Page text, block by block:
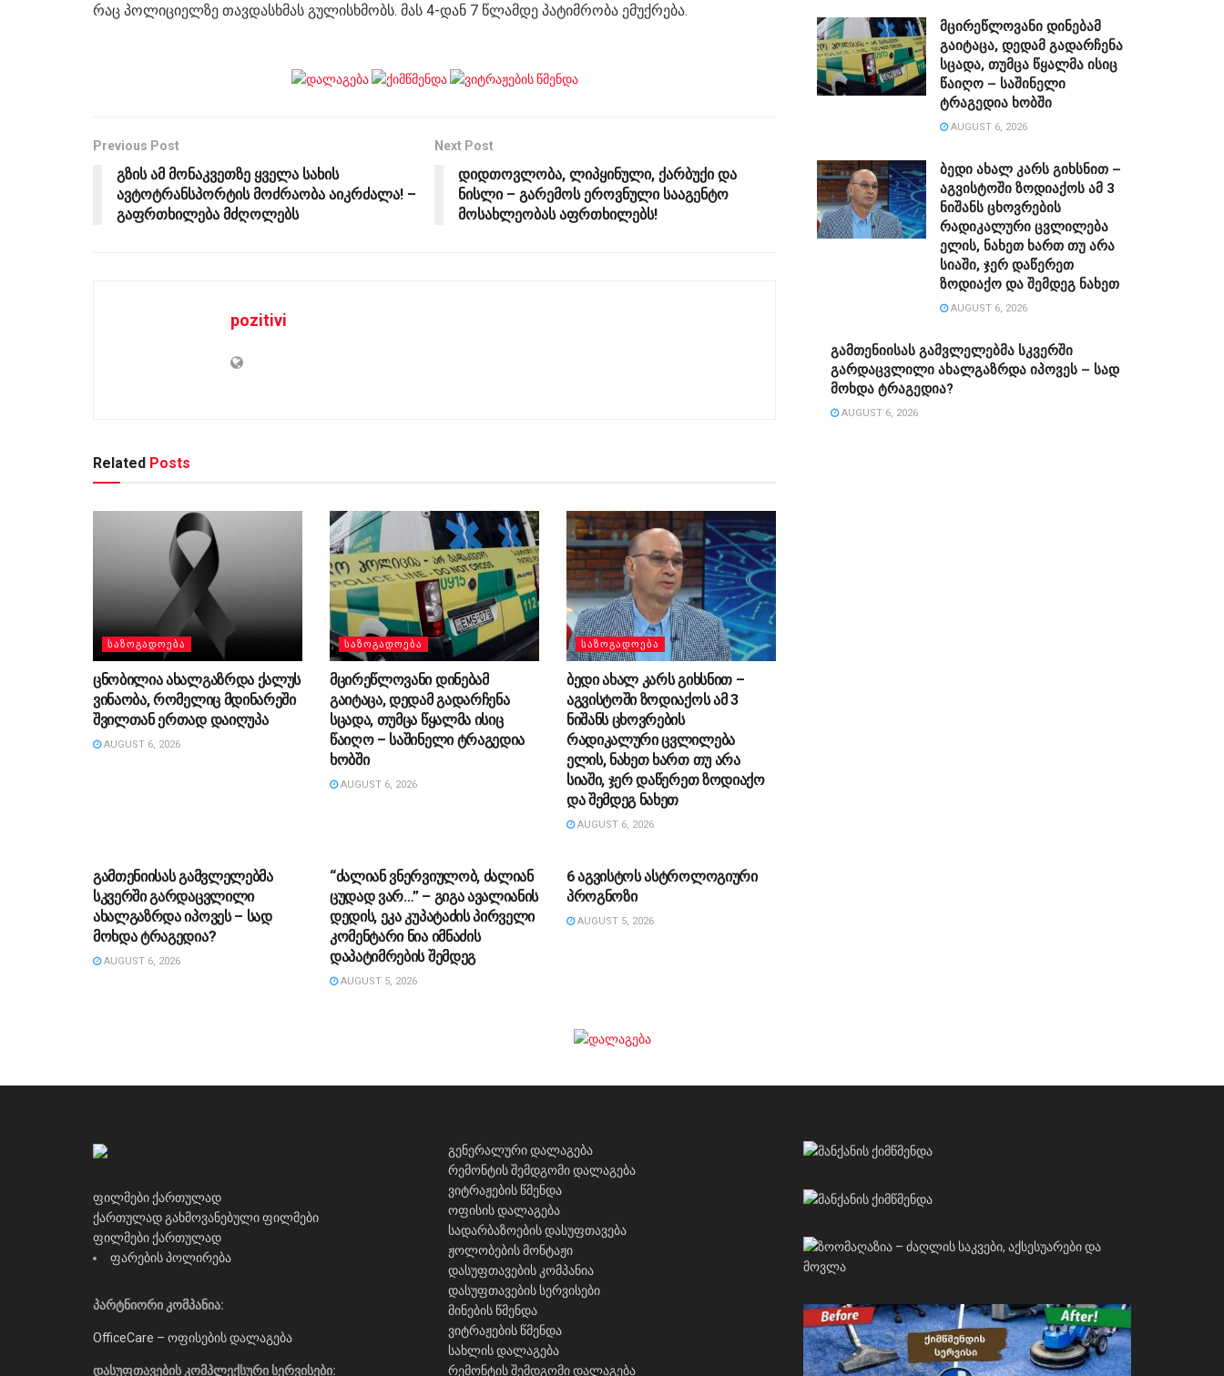
რაც პოლიციელზე თავდასხმას გულისხმობს. მას 4-დან 7 წლამდე პატიმრობა ემუქრება.
Previous Post
გზის ამ მონაკვეთზე ყველა სახის
ავტოტრანსპორტის მოძრაობა აიკრძალა! –
გაფრთხილება მძღოლებს
Next Post
დიდთოვლობა, ლიპყინული, ქარბუქი და
ნისლი – გარემოს ეროვნული სააგენტო
მოსახლეობას აფრთხილებს!
pozitivi
Related Posts
ᲡᲐᲖᲝᲒᲐᲓᲝᲔᲑᲐ
ცნობილია ახალგაზრდა ქალუს
ვინაობა, რომელიც მდინარეში
შვილთან ერთად დაიღუპა
AUGUST 6, 2026
ᲡᲐᲖᲝᲒᲐᲓᲝᲔᲑᲐ
მცირეწლოვანი დინებამ
გაიტაცა, დედამ გადარჩენა
სცადა, თუმცა წყალმა ისიც
წაიღო – საშინელი ტრაგედია
ხობში
AUGUST 6, 2026
ᲡᲐᲖᲝᲒᲐᲓᲝᲔᲑᲐ
ბედი ახალ კარს გიხსნით –
აგვისტოში ზოდიაქოს ამ 3
ნიშანს ცხოვრების
რადიკალური ცვლილება
ელის, ნახეთ ხართ თუ არა
სიაში, ჯერ დაწერეთ ზოდიაქო
და შემდეგ ნახეთ
AUGUST 6, 2026
გამთენიისას გამვლელებმა
სკვერში გარდაცვლილი
ახალგაზრდა იპოვეს – სად
მოხდა ტრაგედია?
AUGUST 6, 2026
“ძა­ლი­ან ვნერ­ვი­უ­ლობ, ძა­ლი­ან
ცუ­დად ვარ…” – გიგა ავა­ლი­ა­ნის
დე­დის, ეკა კუ­პა­ტა­ძის პირველი
კომენტარი ნია იმნაძის
დაპატიმრების შემდეგ
AUGUST 5, 2026
6 აგვისტოს ასტროლოგიური
პროგნოზი
AUGUST 5, 2026
მცირეწლოვანი დინებამ
გაიტაცა, დედამ გადარჩენა
სცადა, თუმცა წყალმა ისიც
წაიღო – საშინელი
ტრაგედია ხობში
AUGUST 6, 2026
ბედი ახალ კარს გიხსნით –
აგვისტოში ზოდიაქოს ამ 3
ნიშანს ცხოვრების
რადიკალური ცვლილება
ელის, ნახეთ ხართ თუ არა
სიაში, ჯერ დაწერეთ
ზოდიაქო და შემდეგ ნახეთ
AUGUST 6, 2026
გამთენიისას გამვლელებმა სკვერში
გარდაცვლილი ახალგაზრდა იპოვეს – სად
მოხდა ტრაგედია?
AUGUST 6, 2026
ფილმები ქართულად
ქართულად გახმოვანებული ფილმები
ფილმები ქართულად
ფარების პოლირება
პარტნიორი კომპანია:
OfficeCare – ოფისების დალაგება
დასუფთავების კომპლექსური სერვისები:
გენერალური დალაგება
რემონტის შემდგომი დალაგება
ვიტრაჟების წმენდა
ოფისის დალაგება
სადარბაზოების დასუფთავება
ჟოლობების მონტაჟი
დასუფთავების კომპანია
დასუფთავების სერვისები
მინების წმენდა
ვიტრაჟების წმენდა
სახლის დალაგება
რემონტის შემდგომი დალაგება